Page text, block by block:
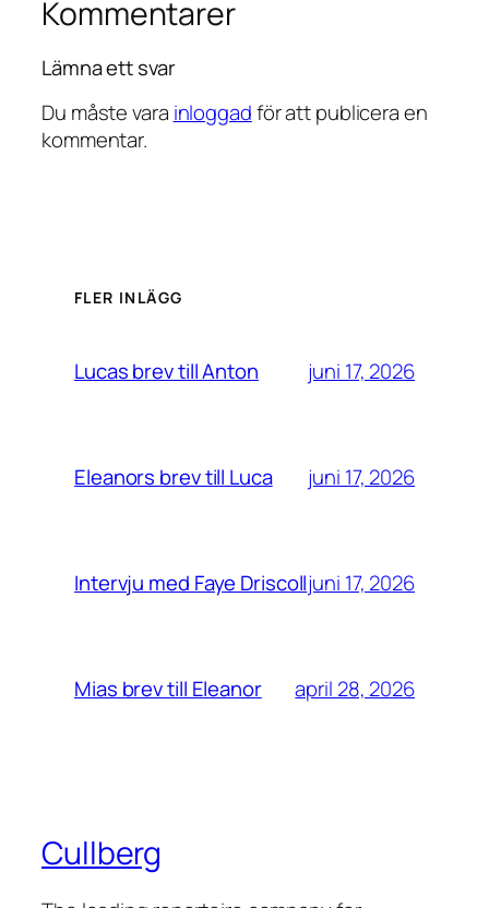
Kommentarer
Lämna ett svar
Du måste vara inloggadför att publicera en
kommentar.
FLER INLÄGG
Lucas brev till Anton juni 17, 2026
Eleanors brev till Luca juni 17, 2026
Intervju med Faye Driscolljuni 17, 2026
Mias brev till Eleanor april 28, 2026
Cullberg